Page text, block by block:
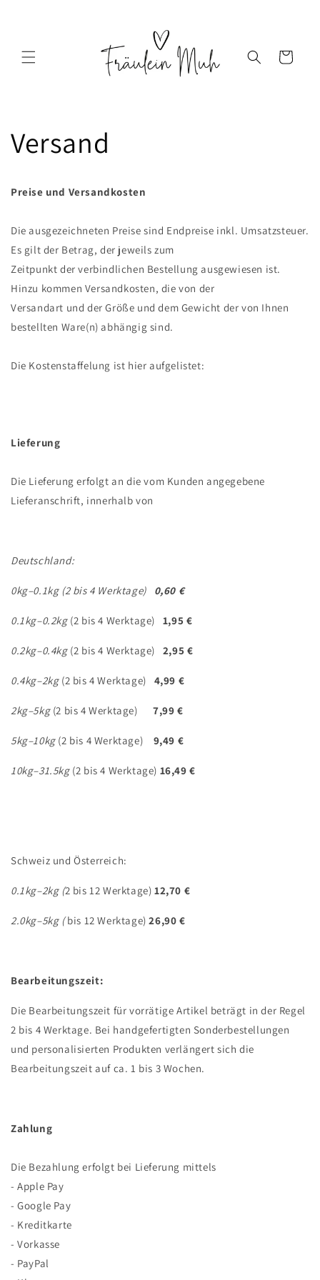
Warenkorb
Versand
Preise und Versandkosten
Die ausgezeichneten Preise sind Endpreise inkl. Umsatzsteuer.
Es gilt der Betrag, der jeweils zum
Zeitpunkt der verbindlichen Bestellung ausgewiesen ist.
Hinzu kommen Versandkosten, die von der
Versandart und der Größe und dem Gewicht der von Ihnen
bestellten Ware(n) abhängig sind.
Die Kostenstaffelung ist hier aufgelistet:
Lieferung
Die Lieferung erfolgt an die vom Kunden angegebene
Lieferanschrift, innerhalb von
Deutschland:
0kg–0.1kg (2 bis 4 Werktage)0,60 €
0.1kg–0.2kg(2 bis 4 Werktage) 1,95 €
0.2kg–0.4kg(2 bis 4 Werktage) 2,95 €
0.4kg–2kg(2 bis 4 Werktage) 4,99 €
2kg–5kg(2 bis 4 Werktage)7,99 €
5kg–10kg(2 bis 4 Werktage) 9,49 €
10kg–31.5kg(2 bis 4 Werktage) 16,49 €
Schweiz und Österreich:
0.1kg–2kg (2 bis 12 Werktage) 12,70 €
2.0kg–5kg (bis 12 Werktage)26,90 €
Bearbeitungszeit:
Die Bearbeitungszeit für vorrätige Artikel beträgt in der Regel
2 bis 4 Werktage. Bei handgefertigten Sonderbestellungen
und personalisierten Produkten verlängert sich die
Bearbeitungszeit auf ca. 1 bis 3 Wochen.
Zahlung
Die Bezahlung erfolgt bei Lieferung mittels
- Apple Pay
- Google Pay
- Kreditkarte
- Vorkasse
- PayPal